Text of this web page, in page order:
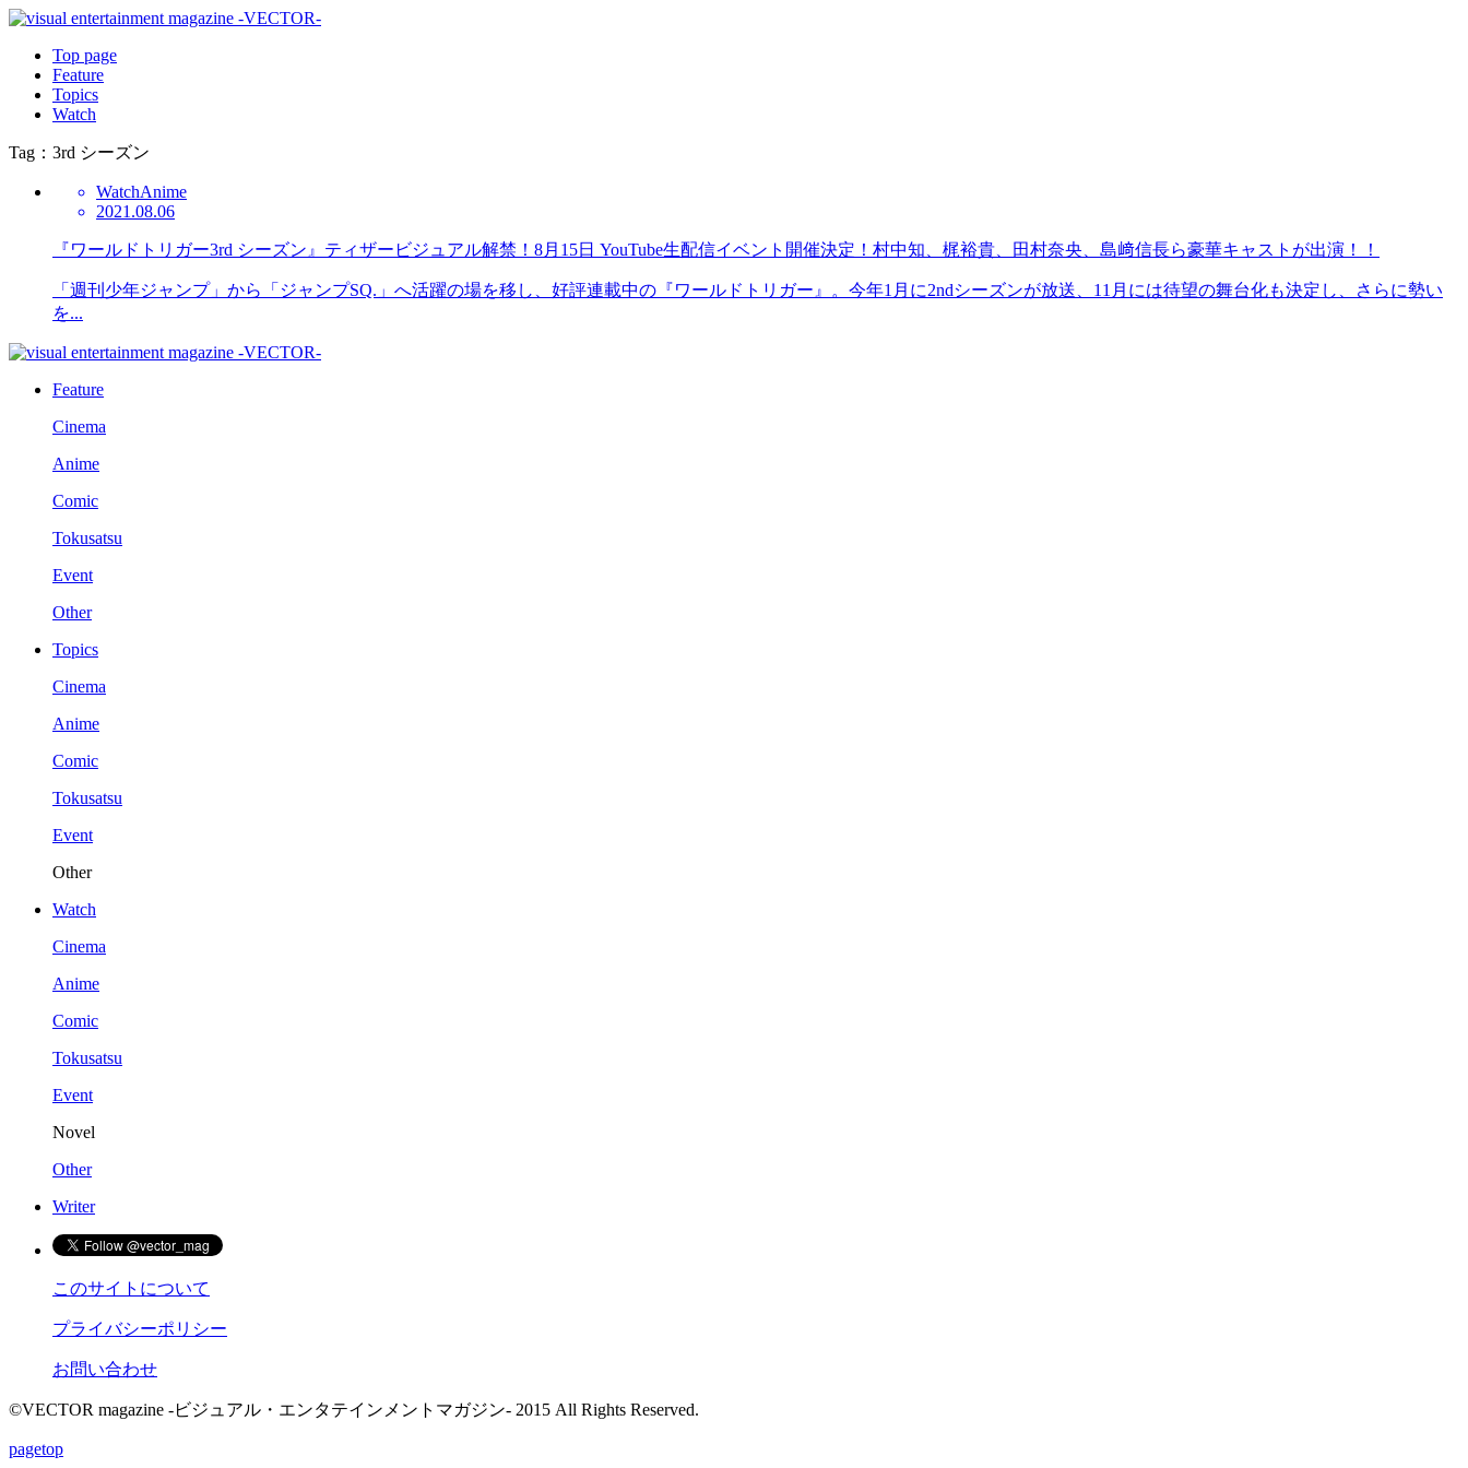
Top page
Feature
Topics
Watch
Tag：3rd シーズン
WatchAnime
2021.08.06
『ワールドトリガー3rd シーズン』ティザービジュアル解禁！8月15日 YouTube生配信イベント開催決定！村中知、梶裕貴、田村奈央、島﨑信長ら豪華キャストが出演！！
「週刊少年ジャンプ」から「ジャンプSQ.」へ活躍の場を移し、好評連載中の『ワールドトリガー』。今年1月に2ndシーズンが放送、11月には待望の舞台化も決定し、さらに勢い
を...
Feature
Cinema
Anime
Comic
Tokusatsu
Event
Other
Topics
Cinema
Anime
Comic
Tokusatsu
Event
Other
Watch
Cinema
Anime
Comic
Tokusatsu
Event
Novel
Other
Writer
このサイトについて
プライバシーポリシー
お問い合わせ
©VECTOR magazine -ビジュアル・エンタテインメントマガジン- 2015 All Rights Reserved.
pagetop